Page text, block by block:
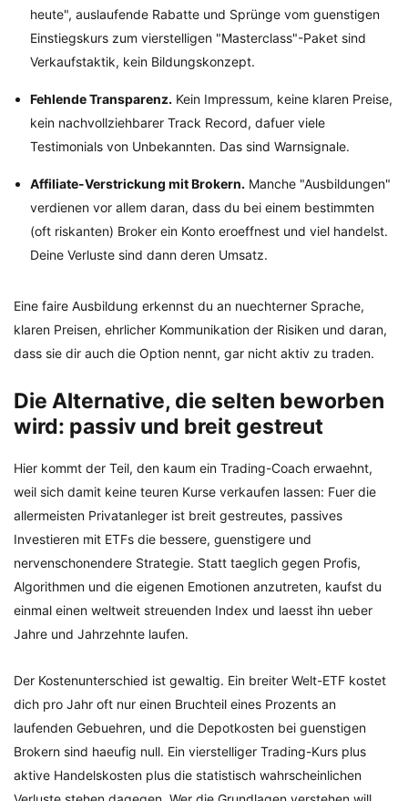
heute", auslaufende Rabatte und Sprünge vom guenstigen
Einstiegskurs zum vierstelligen "Masterclass"-Paket sind
Verkaufstaktik, kein Bildungskonzept.
Fehlende Transparenz. Kein Impressum, keine klaren Preise,
kein nachvollziehbarer Track Record, dafuer viele
Testimonials von Unbekannten. Das sind Warnsignale.
Affiliate-Verstrickung mit Brokern. Manche "Ausbildungen"
verdienen vor allem daran, dass du bei einem bestimmten
(oft riskanten) Broker ein Konto eroeffnest und viel handelst.
Deine Verluste sind dann deren Umsatz.
Eine faire Ausbildung erkennst du an nuechterner Sprache,
klaren Preisen, ehrlicher Kommunikation der Risiken und daran,
dass sie dir auch die Option nennt, gar nicht aktiv zu traden.
Die Alternative, die selten beworben
wird: passiv und breit gestreut
Hier kommt der Teil, den kaum ein Trading-Coach erwaehnt,
weil sich damit keine teuren Kurse verkaufen lassen: Fuer die
allermeisten Privatanleger ist breit gestreutes, passives
Investieren mit ETFs die bessere, guenstigere und
nervenschonendere Strategie. Statt taeglich gegen Profis,
Algorithmen und die eigenen Emotionen anzutreten, kaufst du
einmal einen weltweit streuenden Index und laesst ihn ueber
Jahre und Jahrzehnte laufen.
Der Kostenunterschied ist gewaltig. Ein breiter Welt-ETF kostet
dich pro Jahr oft nur einen Bruchteil eines Prozents an
laufenden Gebuehren, und die Depotkosten bei guenstigen
Brokern sind haeufig null. Ein vierstelliger Trading-Kurs plus
aktive Handelskosten plus die statistisch wahrscheinlichen